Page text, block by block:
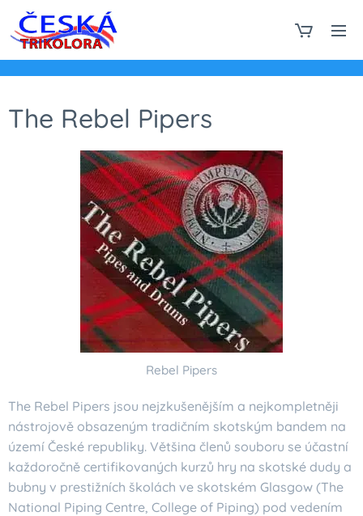
The Rebel Pipers
Rebel Pipers
The Rebel Pipers jsou nejzkušenějším a nejkompletněji
nástrojově obsazeným tradičním skotským bandem na
území České republiky. Většina členů souboru se účastní
každoročně certifikovaných kurzů hry na skotské dudy a
bubny v prestižních školách ve skotském Glasgow (The
National Piping Centre, College of Piping) pod vedením